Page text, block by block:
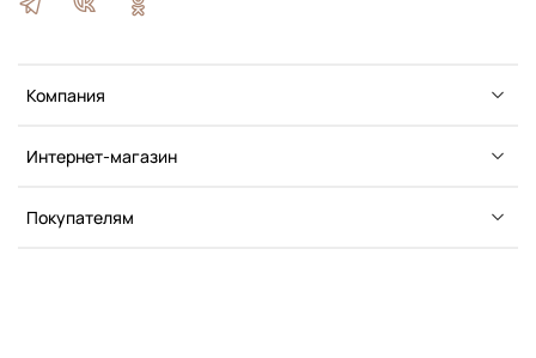
Компания
Интернет-магазин
Покупателям